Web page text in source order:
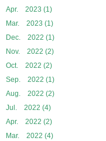
Apr. 2023 (1)
Mar. 2023 (1)
Dec. 2022 (1)
Nov. 2022 (2)
Oct. 2022 (2)
Sep. 2022 (1)
Aug. 2022 (2)
Jul. 2022 (4)
Apr. 2022 (2)
Mar. 2022 (4)